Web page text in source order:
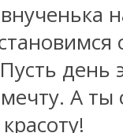
дeнь
A ты